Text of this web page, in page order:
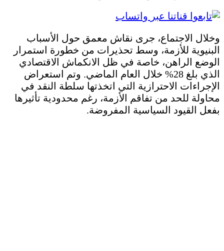
وخلال الاجتماع، جرى نقاش معمق حول الأسباب
البنيوية للأزمة، وسط تحذيرات من خطورة استمرار
الوضع الراهن، خاصة في ظل الانكماش الاقتصادي
الذي بلغ 28% خلال العام الماضي. وتم استعراض
الإجراءات الاحترازية التي اتخذتها سلطة النقد في
محاولة للحد من تفاقم الأزمة، رغم محدودية تأثيرها
بفعل القيود السياسية المفروضة.